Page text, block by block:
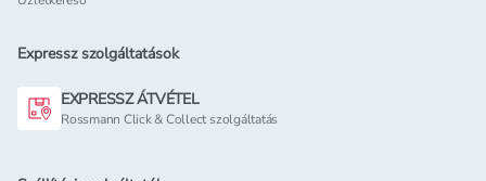
Expressz szolgáltatások
EXPRESSZ ÁTVÉTEL
Rossmann Click & Collect szolgáltatás